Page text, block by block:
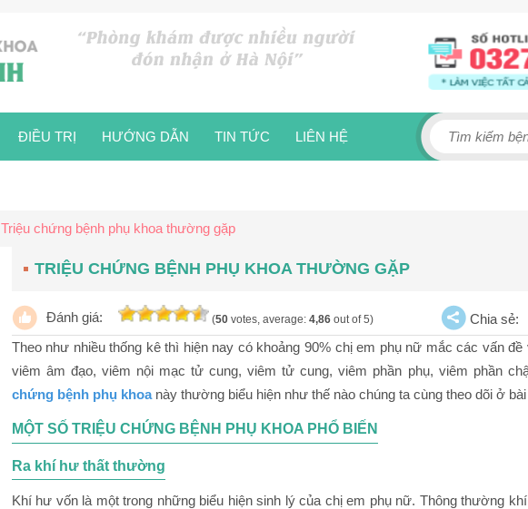
ĐIỀU TRỊ HƯỚNG DẪN TIN TỨC LIÊN HỆ
Triệu chứng bệnh phụ khoa thường gặp
TRIỆU CHỨNG BỆNH PHỤ KHOA THƯỜNG GẶP
Đánh giá: (50votes, average: 4,86out of 5)
Chia sẻ:
Theo như nhiều thống kê thì hiện nay có khoảng 90% chị em phụ nữ mắc các vấn
viêm âm đạo, viêm nội mạc tử cung, viêm tử cung, viêm phần phụ, viêm phần
chứng bệnh phụ khoanày thường biểu hiện như thế nào chúng ta cùng theo dõi ở
MỘT SỐ TRIỆU CHỨNG BỆNH PHỤ KHOA PHỔ BIẾN
Ra khí hư thất thường
Khí hư vốn là một trong những biểu hiện sinh lý của chị em phụ nữ. Thông thường